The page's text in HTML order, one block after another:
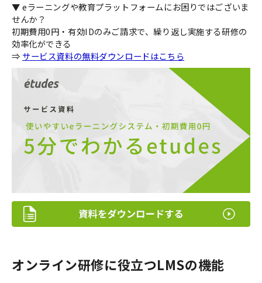
▼ eラーニングや教育プラットフォームにお困りではございま
せんか？
初期費用0円・有効IDのみご請求で、繰り返し実施する研修の
効率化ができる
⇒ サービス資料の無料ダウンロードはこちら
オンライン研修に役立つLMSの機能